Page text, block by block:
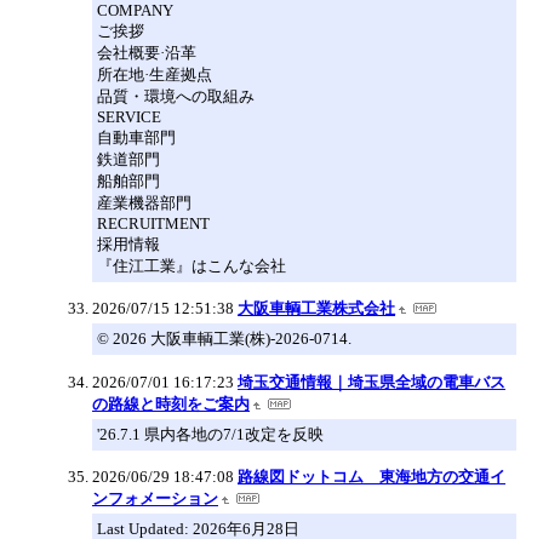
COMPANY
ご挨拶
会社概要·沿革
所在地·生産拠点
品質・環境への取組み
SERVICE
自動車部門
鉄道部門
船舶部門
産業機器部門
RECRUITMENT
採用情報
『住江工業』はこんな会社
2026/07/15 12:51:38 大阪車輌工業株式会社
© 2026 大阪車輌工業(株)-2026-0714.
2026/07/01 16:17:23 埼玉交通情報｜埼玉県全域の電車バス
の路線と時刻をご案内
'26.7.1 県内各地の7/1改定を反映
2026/06/29 18:47:08 路線図ドットコム 東海地方の交通イ
ンフォメーション
Last Updated: 2026年6月28日